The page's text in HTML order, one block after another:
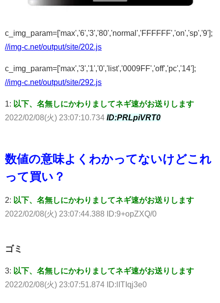
c_img_param=['max','6','3','80','normal','FFFFFF','on','sp','9'];
//img-c.net/output/site/202.js
c_img_param=['max','3','1','0','list','0009FF','off','pc','14'];
//img-c.net/output/site/292.js
1: 以下、名無しにかわりましてネギ速がお送りします
2022/02/08(火) 23:07:10.734 ID:PRLpiVRT0
数値の意味よくわかってないけどこれ
って買い？
2: 以下、名無しにかわりましてネギ速がお送りします
2022/02/08(火) 23:07:44.388 ID:9+opZXQ/0
ゴミ
3: 以下、名無しにかわりましてネギ速がお送りします
2022/02/08(火) 23:07:51.874 ID:lITIqj3e0